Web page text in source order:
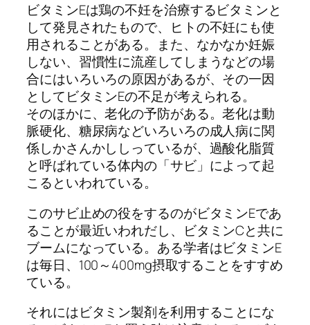
ビタミンEは鶏の不妊を治療するビタミンと
して発見されたもので、ヒトの不妊にも使
用されることがある。また、なかなか妊娠
しない、習慣性に流産してしまうなどの場
合にはいろいろの原因があるが、その一因
としてビタミンEの不足が考えられる。
そのほかに、老化の予防がある。老化は動
脈硬化、糖尿病などいろいろの成人病に関
係しかさんかししっているが、過酸化脂質
と呼ばれている体内の「サビ」によって起
こるといわれている。
このサビ止めの役をするのがビタミンEであ
ることが最近いわれだし、ビタミンCと共に
ブームになっている。ある学者はビタミンE
は毎日、100～400mg摂取することをすすめ
ている。
それにはビタミン製剤を利用することにな